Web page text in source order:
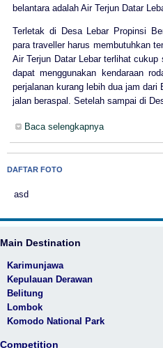
belantara adalah Air Terjun Datar
Terletak di Desa Lebar Propinsi
para traveller harus membutuhkan
Air Terjun Datar Lebar terlihat
dapat menggunakan kendaraan
perjalanan kurang lebih dua jam dari
jalan beraspal. Setelah sampai di
Baca selengkapnya
DAFTAR FOTO
asd
Main Destination
Karimunjawa
Kepulauan Derawan
Belitung
Lombok
Komodo National Park
Competition